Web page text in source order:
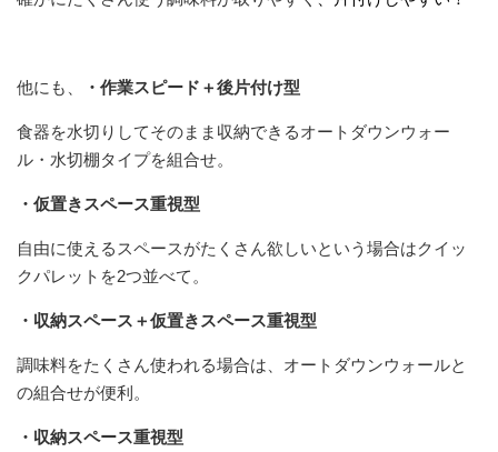
他にも、 ・作業スピード＋後片付け型
食器を水切りしてそのまま収納できるオートダウンウォー
ル・水切棚タイプを組合せ。
・仮置きスペース重視型
自由に使えるスペースがたくさん欲しいという場合はクイッ
クパレットを2つ並べて。
・収納スペース＋仮置きスペース重視型
調味料をたくさん使われる場合は、オートダウンウォールと
の組合せが便利。
・収納スペース重視型